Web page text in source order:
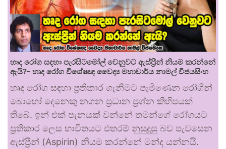
හෘද රෝග සඳහා පැරසිටමෝල් වෙනුවට ඇස්ප්‍රීන් නියම කරන්නේ
ඇයි?- හෘද රෝග විශේෂඥ වෛද්‍ය මහාචාර්ය නාමල් විජයසිංහ
හෘද රෝග සඳහා ප්‍රතිකාර ගැනීමට පැමිණෙන රෝගීන්
බොහෝ දෙනෙකු නගන ප්‍රධාන ප්‍රශ්න කිහිපයක්
තිබේ. ඉන් එක් පැනයක් වන්නේ තමන්ගේ රෝගයට
ප්‍රතිකාර ලෙස භාවිතයට එතරම් නුසුදුසු බව පැවසෙන
ඇස්ප්‍රීන් (Aspirin) නියම කරන්නේ මන්ද යන්නයි.